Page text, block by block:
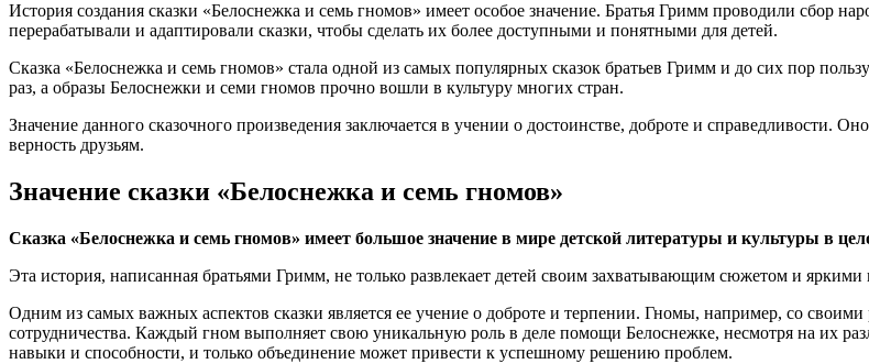
История создания сказки «Белоснежка и семь гномов» имеет особое значение. Братья Гримм проводили сбор
перерабатывали и адаптировали сказки, чтобы сделать их более доступными и понятными для детей.
Сказка «Белоснежка и семь гномов» стала одной из самых популярных сказок братьев Гримм и до сих пор
раз, а образы Белоснежки и семи гномов прочно вошли в культуру многих стран.
Значение данного сказочного произведения заключается в учении о достоинстве, доброте и справедливости.
верность друзьям.
Значение сказки «Белоснежка и семь гномов»
Сказка «Белоснежка и семь гномов» имеет большое значение в мире детской литературы и культуры в
Эта история, написанная братьями Гримм, не только развлекает детей своим захватывающим сюжетом и
Одним из самых важных аспектов сказки является ее учение о доброте и терпении. Гномы, например, со
сотрудничества. Каждый гном выполняет свою уникальную роль в деле помощи Белоснежке, несмотря на их
навыки и способности, и только объединение может привести к успешному решению проблем.